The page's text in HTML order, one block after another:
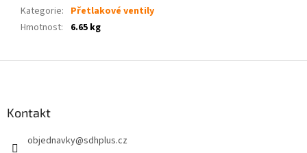
Kategorie: Přetlakové ventily
Hmotnost: 6.65 kg
Kontakt
objednavky@sdhplus.cz